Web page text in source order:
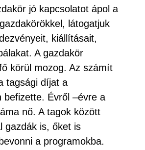
jó kapcsolatot ápol a
látogatjuk
kiállításait,
A gazdakör
körül mozog. Az számít
tagsági díjat a
befizette. Évről –évre a
nő. A tagok között
gazdák is, őket is
a programokba.